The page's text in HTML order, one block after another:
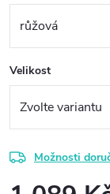
Velikost
Možnosti